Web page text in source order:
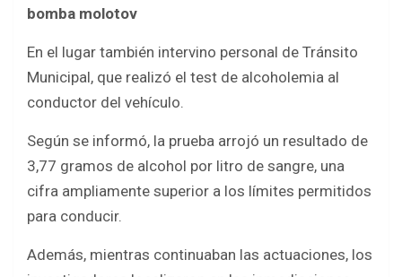
bomba molotov
En el lugar también intervino personal de Tránsito
Municipal, que realizó el test de alcoholemia al
conductor del vehículo.
Según se informó, la prueba arrojó un resultado de
3,77 gramos de alcohol por litro de sangre, una
cifra ampliamente superior a los límites permitidos
para conducir.
Además, mientras continuaban las actuaciones, los